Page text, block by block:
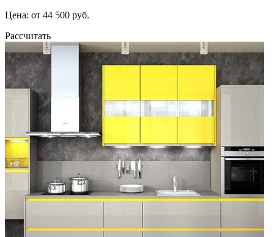
Цена: от 44 500 руб.
Рассчитать